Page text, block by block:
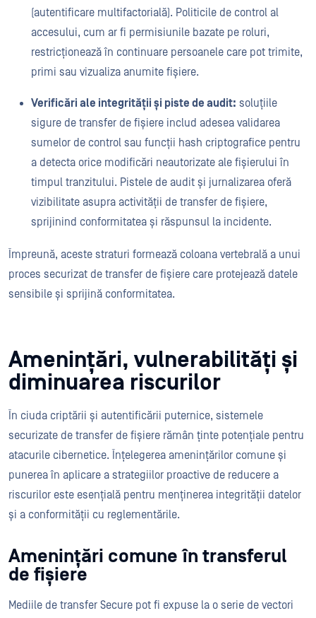
(autentificare multifactorială). Politicile de control al
accesului, cum ar fi permisiunile bazate pe roluri,
restricționează în continuare persoanele care pot trimite,
primi sau vizualiza anumite fișiere.
Verificări ale integrității și piste de audit: soluțiile
sigure de transfer de fișiere includ adesea validarea
sumelor de control sau funcții hash criptografice pentru
a detecta orice modificări neautorizate ale fișierului în
timpul tranzitului. Pistele de audit și jurnalizarea oferă
vizibilitate asupra activității de transfer de fișiere,
sprijinind conformitatea și răspunsul la incidente.
Împreună, aceste straturi formează coloana vertebrală a unui
proces securizat de transfer de fișiere care protejează datele
sensibile și sprijină conformitatea.
Amenințări, vulnerabilități și
diminuarea riscurilor
În ciuda criptării și autentificării puternice, sistemele
securizate de transfer de fișiere rămân ținte potențiale pentru
atacurile cibernetice. Înțelegerea amenințărilor comune și
punerea în aplicare a strategiilor proactive de reducere a
riscurilor este esențială pentru menținerea integrității datelor
și a conformității cu reglementările.
Amenințări comune în transferul
de fișiere
Mediile de transfer Secure pot fi expuse la o serie de vectori